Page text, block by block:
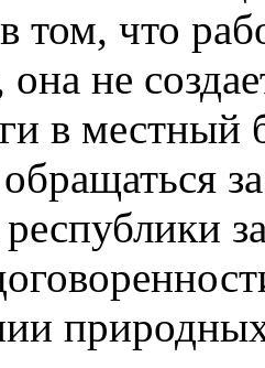
том, что
не
в местный